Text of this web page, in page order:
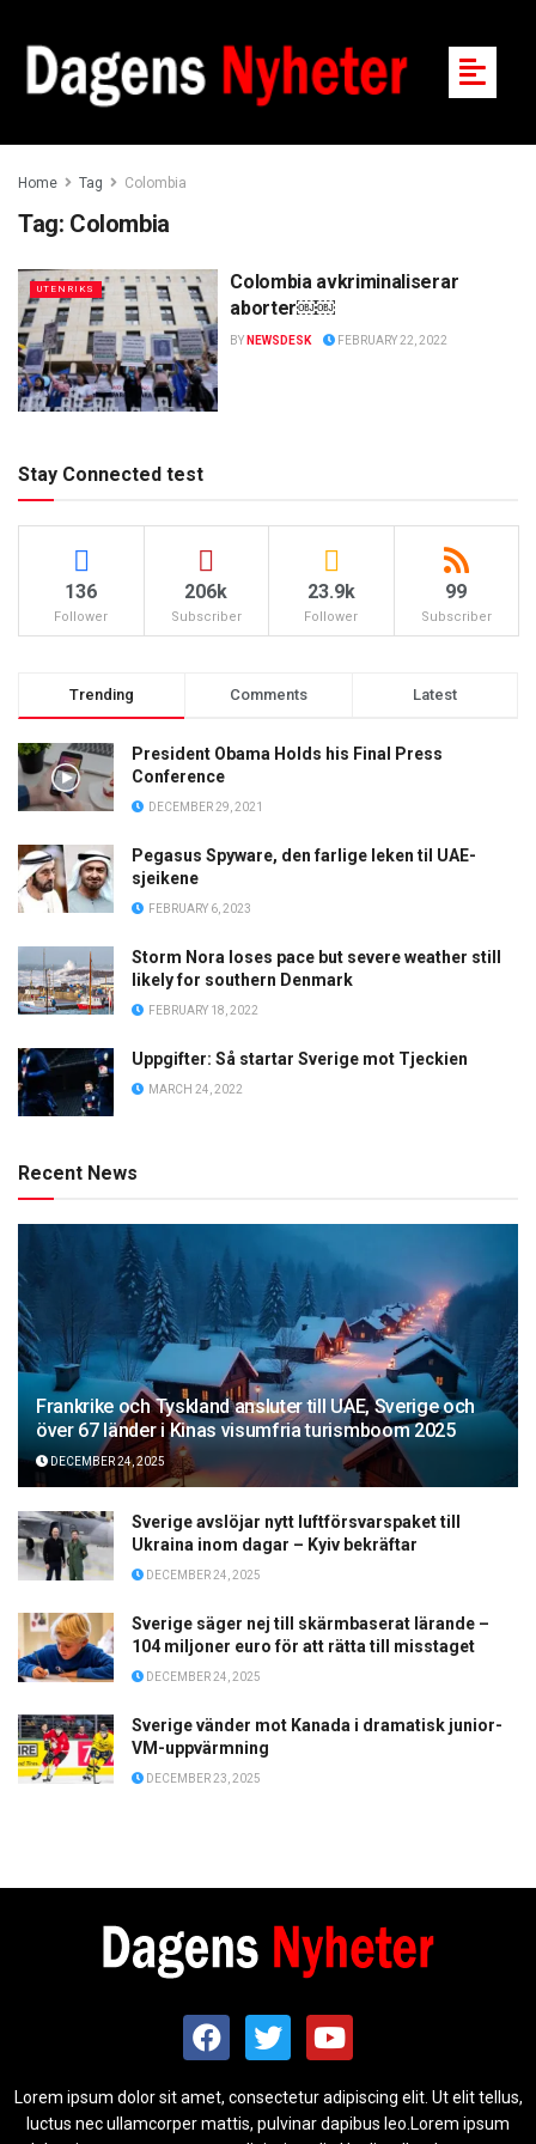
Home Tag Colombia
Tag: Colombia
UTENRIKS
Colombia avkriminaliserar
aborter￼￼
BY NEWSDESK FEBRUARY 22, 2022
Stay Connected test
136
Follower
206k
Subscriber
23.9k
Follower
99
Subscriber
Trending Comments Latest
President Obama Holds his Final Press
Conference
DECEMBER 29, 2021
Pegasus Spyware, den farlige leken til UAE-
sjeikene
FEBRUARY 6, 2023
Storm Nora loses pace but severe weather still
likely for southern Denmark
FEBRUARY 18, 2022
Uppgifter: Så startar Sverige mot Tjeckien
MARCH 24, 2022
Recent News
Frankrike och Tyskland ansluter till UAE, Sverige och
över 67 länder i Kinas visumfria turismboom 2025
DECEMBER 24, 2025
Sverige avslöjar nytt luftförsvarspaket till
Ukraina inom dagar – Kyiv bekräftar
DECEMBER 24, 2025
Sverige säger nej till skärmbaserat lärande –
104 miljoner euro för att rätta till misstaget
DECEMBER 24, 2025
Sverige vänder mot Kanada i dramatisk junior-
VM-uppvärmning
DECEMBER 23, 2025
Lorem ipsum dolor sit amet, consectetur adipiscing elit. Ut elit tellus,
luctus nec ullamcorper mattis, pulvinar dapibus leo.Lorem ipsum